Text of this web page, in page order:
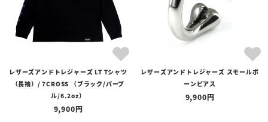
レザーズアンドトレジャーズ LT Tシャツ
（長袖）/ 7CROSS （ブラック/パープ
ル/6.2oz）
9,900
レザーズアンドトレジャーズ スモールボ
ーンピアス
9,900